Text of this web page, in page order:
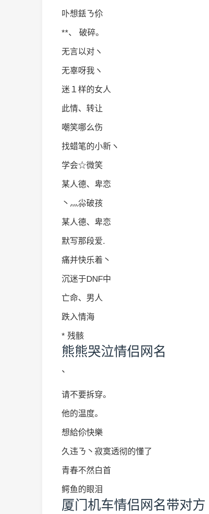
卟想銩ㄋ伱
**、 破碎。
无言以对ヽ
无辜呀我ヽ
迷１样的女人
此情、转让
嘲笑哪么伤
找蜡笔的小新ヽ
学会☆微笑
某人德、卑恋
丶灬尛破孩
某人德、卑恋
默写那段爱.
痛并快乐着丶
沉迷于DNF中
亡命、男人
跌入情海
* 残骸
熊熊哭泣情侣网名
、
请不要拆穿。
他的温度。
想給伱快樂
久违ㄋ丶寂寞透彻的懂了
青春不然白首
鳄鱼的眼泪
厦门机车情侣网名带对方